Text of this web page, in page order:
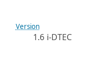
Version
1.6 i-DTEC